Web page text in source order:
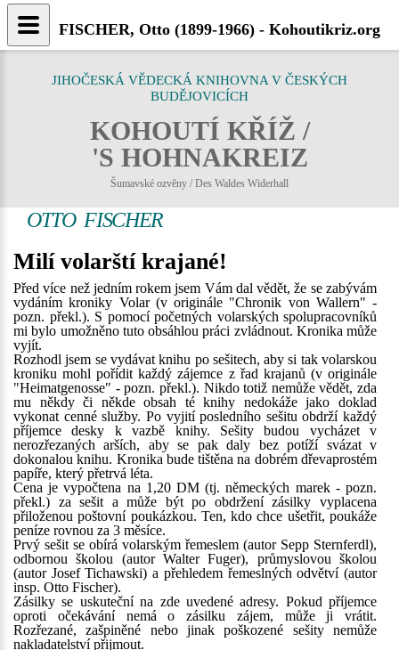
JIHOČESKÁ VĚDECKÁ KNIHOVNA V ČESKÝCH
BUDĚJOVICÍCH
KOHOUTÍ KŘÍŽ /
'S HOHNAKREIZ
Šumavské ozvěny / Des Waldes Widerhall
OTTO FISCHER
Milí volarští krajané!
Před více než jedním rokem jsem Vám dal vědět, že se zabývám
vydáním kroniky Volar (v originále "Chronik von Wallern" -
pozn. překl.). S pomocí početných volarských spolupracovníků
mi bylo umožněno tuto obsáhlou práci zvládnout. Kronika může
vyjít.
Rozhodl jsem se vydávat knihu po sešitech, aby si tak volarskou
kroniku mohl pořídit každý zájemce z řad krajanů (v originále
"Heimatgenosse" - pozn. překl.). Nikdo totiž nemůže vědět, zda
mu někdy či někde obsah té knihy nedokáže jako doklad
vykonat cenné služby. Po vyjití posledního sešitu obdrží každý
příjemce desky k vazbě knihy. Sešity budou vycházet v
nerozřezaných arších, aby se pak daly bez potíží svázat v
dokonalou knihu. Kronika bude tištěna na dobrém dřevaprostém
papíře, který přetrvá léta.
Cena je vypočtena na 1,20 DM (tj. německých marek - pozn.
překl.) za sešit a může být po obdržení zásilky vyplacena
přiloženou poštovní poukázkou. Ten, kdo chce ušetřit, poukáže
peníze rovnou za 3 měsíce.
Prvý sešit se obírá volarským řemeslem (autor Sepp Sternferdl),
odbornou školou (autor Walter Fuger), průmyslovou školou
(autor Josef Tichawski) a přehledem řemeslných odvětví (autor
insp. Otto Fischer).
Zásilky se uskuteční na zde uvedené adresy. Pokud příjemce
oproti očekávání nemá o zásilku zájem, může ji vrátit.
Rozřezané, zašpiněné nebo jinak poškozené sešity nemůže
nakladatelství přijmout.
FISCHER, Otto (1899-1966) - Kohoutikriz.org